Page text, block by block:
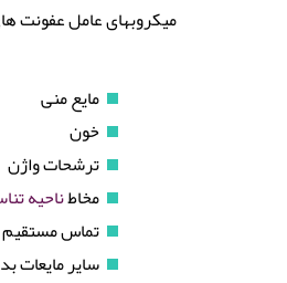
میکروبهای عامل عفونت
مایع منی
خون
ترشحات واژن
مخاطناحیه
تماس مستقیم
سایر مایعات